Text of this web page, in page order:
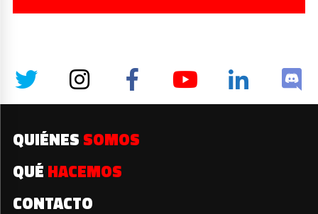
QUIÉNES SOMOS
QUÉ HACEMOS
CONTACTO